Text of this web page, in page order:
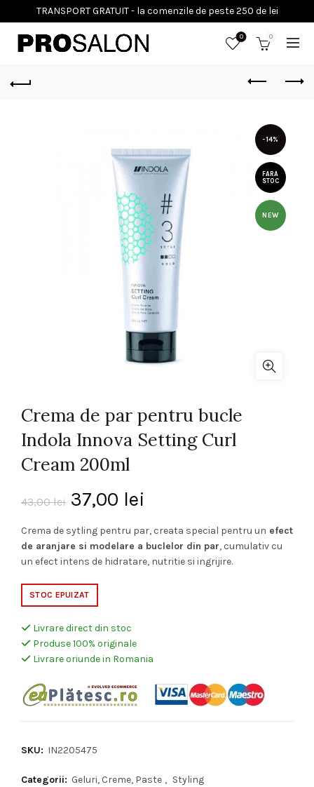
0 0
-14%
FARA
STOC
NEW
Crema de par pentru bucle
Indola Innova Setting Curl
Cream 200ml
43,00lei Prețul
inițial
a
fost:
43,00 lei.
37,00 lei
curent
este:
Crema de sytling pentru par, creata special pentru un efect
de aranjare si modelare a buclelor din par, cumulativ cu
un efect intens de hidratare, nutritie si ingrijire.
STOC EPUIZAT
Livrare direct din stoc
Produse 100% originale
Livrare oriunde in Romania
SKU: IN2205475
Categorii: Geluri, Creme, Paste , Styling